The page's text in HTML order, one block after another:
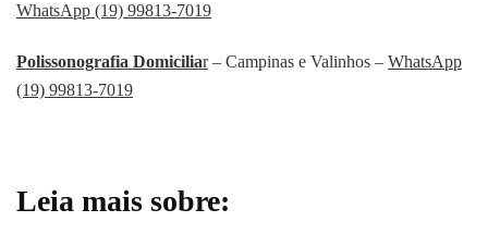
WhatsApp (19) 99813-7019
Polissonografia Domiciliar– Campinas e Valinhos – WhatsApp
(19) 99813-7019
Leia mais sobre: